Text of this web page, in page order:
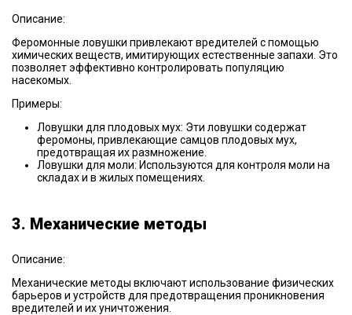
Описание:
Феромонные ловушки привлекают вредителей с помощью
химических веществ, имитирующих естественные запахи. Это
позволяет эффективно контролировать популяцию
насекомых.
Примеры:
Ловушки для плодовых мух: Эти ловушки содержат
феромоны, привлекающие самцов плодовых мух,
предотвращая их размножение.
Ловушки для моли: Используются для контроля моли на
складах и в жилых помещениях.
3. Механические методы
Описание:
Механические методы включают использование физических
барьеров и устройств для предотвращения проникновения
вредителей и их уничтожения.